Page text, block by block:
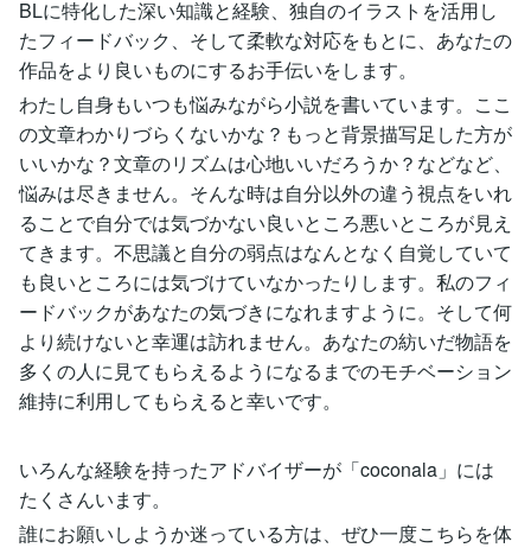
BLに特化した深い知識と経験、独自のイラストを活用し
たフィードバック、そして柔軟な対応をもとに、あなたの
作品をより良いものにするお手伝いをします。
わたし自身もいつも悩みながら小説を書いています。ここ
の文章わかりづらくないかな？もっと背景描写足した方が
いいかな？文章のリズムは心地いいだろうか？などなど、
悩みは尽きません。そんな時は自分以外の違う視点をいれ
ることで自分では気づかない良いところ悪いところが見え
てきます。不思議と自分の弱点はなんとなく自覚していて
も良いところには気づけていなかったりします。私のフィ
ードバックがあなたの気づきになれますように。そして何
より続けないと幸運は訪れません。あなたの紡いだ物語を
多くの人に見てもらえるようになるまでのモチベーション
維持に利用してもらえると幸いです。
いろんな経験を持ったアドバイザーが「coconala」には
たくさんいます。
誰にお願いしようか迷っている方は、ぜひ一度こちらを体